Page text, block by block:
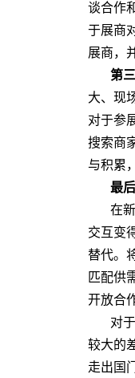
谈合作
于展商
展商，
第
大、现
对于参
搜索商
与积累
最
在
交互变
替代。
匹配供
开放合
对
较大的
走出国